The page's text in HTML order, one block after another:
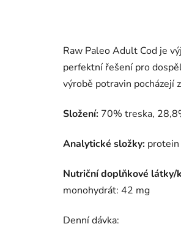
Raw Paleo Adult Cod je
perfektní řešení pro
výrobě potravin pocházejí
Složení: 70% treska,
Analytické složky:
Nutriční doplňkové látky/
monohydrát: 42 mg
Denní dávka: